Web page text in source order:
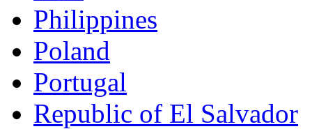
Philippines
Poland
Portugal
Republic of El Salvador